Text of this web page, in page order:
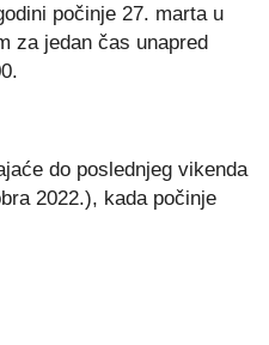
počinje 27. marta u
za jedan čas unapred
do poslednjeg vikenda
2022.), kada počinje